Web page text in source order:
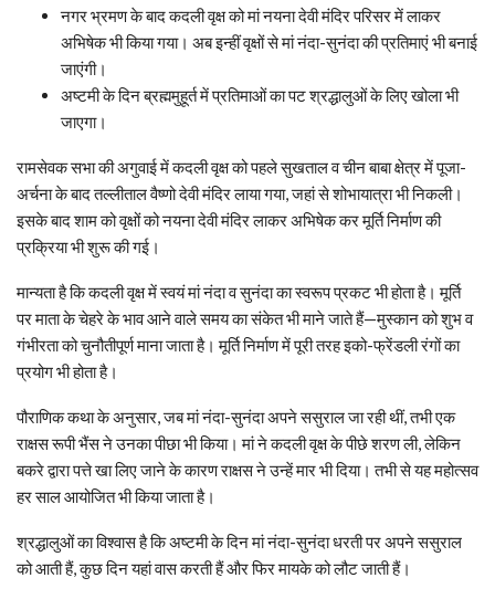
नगर भ्रमण के बाद कदली वृक्ष को मां नयना देवी मंदिर परिसर में लाकर
अभिषेक भी किया गया। अब इन्हीं वृक्षों से मां नंदा-सुनंदा की प्रतिमाएं भी बनाई
जाएंगी।
अष्टमी के दिन ब्रह्ममुहूर्त में प्रतिमाओं का पट श्रद्धालुओं के लिए खोला भी
जाएगा।
रामसेवक सभा की अगुवाई में कदली वृक्ष को पहले सुखताल व चीन बाबा क्षेत्र में पूजा-
अर्चना के बाद तल्लीताल वैष्णो देवी मंदिर लाया गया, जहां से शोभायात्रा भी निकली।
इसके बाद शाम को वृक्षों को नयना देवी मंदिर लाकर अभिषेक कर मूर्ति निर्माण की
प्रक्रिया भी शुरू की गई।
मान्यता है कि कदली वृक्ष में स्वयं मां नंदा व सुनंदा का स्वरूप प्रकट भी होता है। मूर्ति
पर माता के चेहरे के भाव आने वाले समय का संकेत भी माने जाते हैं—मुस्कान को शुभ व
गंभीरता को चुनौतीपूर्ण माना जाता है। मूर्ति निर्माण में पूरी तरह इको-फ्रेंडली रंगों का
प्रयोग भी होता है।
पौराणिक कथा के अनुसार, जब मां नंदा-सुनंदा अपने ससुराल जा रही थीं, तभी एक
राक्षस रूपी भैंस ने उनका पीछा भी किया। मां ने कदली वृक्ष के पीछे शरण ली, लेकिन
बकरे द्वारा पत्ते खा लिए जाने के कारण राक्षस ने उन्हें मार भी दिया। तभी से यह महोत्सव
हर साल आयोजित भी किया जाता है।
श्रद्धालुओं का विश्वास है कि अष्टमी के दिन मां नंदा-सुनंदा धरती पर अपने ससुराल
को आती हैं, कुछ दिन यहां वास करती हैं और फिर मायके को लौट जाती हैं।